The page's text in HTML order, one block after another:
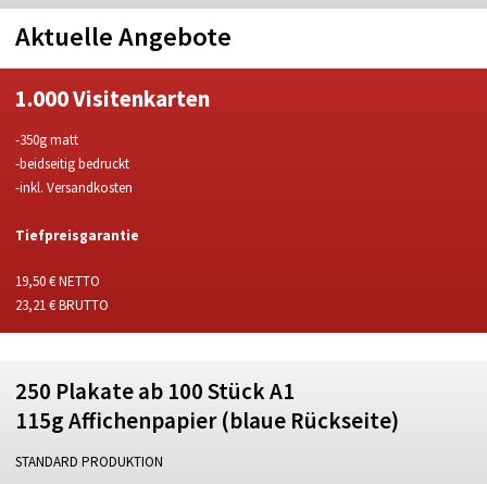
Aktuelle Angebote
1.000 Visitenkarten
-350g matt
-beidseitig bedruckt
-inkl. Versandkosten
Tiefpreisgarantie
19,50 € NETTO
23,21 € BRUTTO
250 Plakate ab 100 Stück A1
115g Affichenpapier (blaue Rückseite)
STANDARD PRODUKTION